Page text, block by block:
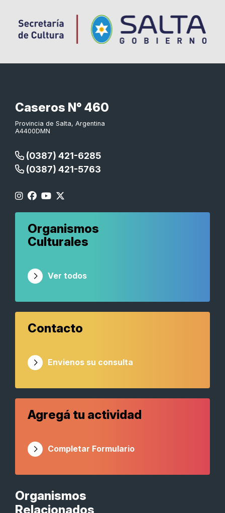
Caseros N° 460
Provincia de Salta, Argentina
A4400DMN
(0387) 421-6285
(0387) 421-5763
Organismos
Relacionados
Organismos
Culturales
Ver todos
Contacto
Envienos su consulta
Agregá tu actividad
Completar Formulario